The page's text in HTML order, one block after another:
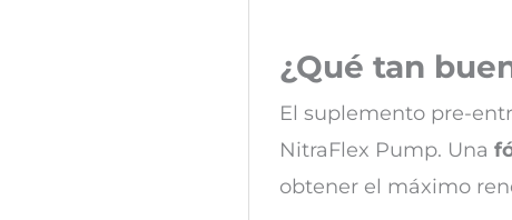
¿Qué tan
El suplemento pre-
NitraFlex Pump. Una
obtener el máximo